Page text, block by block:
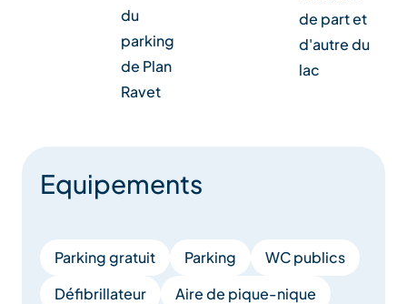
du
parking
de Plan
Ravet
de part et
d'autre du
lac
Equipements
Parking gratuit Parking
WC publics
Défibrillateur
Aire de pique-nique